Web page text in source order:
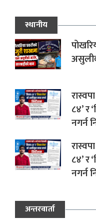
स्थानीय
८४’ र
नगर्न
८४’ र
नगर्न
अन्तरवार्ता